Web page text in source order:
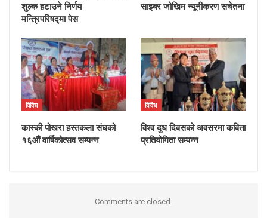
शुल्क हटाउने निर्णय
मन्त्रिपरिषद्मा पेस
साइबर जोखिम न्यूनीकरण सचेतना
विविध
कास्की पोखरा हस्तकला संघको
१६औं वार्षिकोत्सव सम्पन्न
विविध
विश्व दुध दिवसको अवसरमा कविता
प्रतियोगिता सम्पन्न
Comments are closed.